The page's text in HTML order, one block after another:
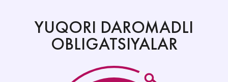
YUQORI DAROMADLI
OBLIGATSIYALAR